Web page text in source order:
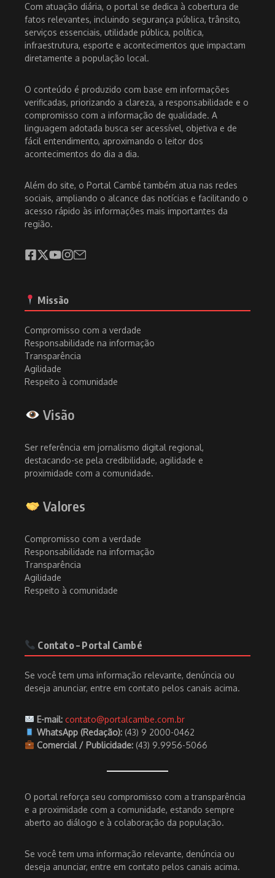
Com atuação diária, o portal se dedica à cobertura de
fatos relevantes, incluindo segurança pública, trânsito,
serviços essenciais, utilidade pública, política,
infraestrutura, esporte e acontecimentos que impactam
diretamente a população local.
O conteúdo é produzido com base em informações
verificadas, priorizando a clareza, a responsabilidade e o
compromisso com a informação de qualidade. A
linguagem adotada busca ser acessível, objetiva e de
fácil entendimento, aproximando o leitor dos
acontecimentos do dia a dia.
Além do site, o Portal Cambé também atua nas redes
sociais, ampliando o alcance das notícias e facilitando o
acesso rápido às informações mais importantes da
região.
Missão
Compromisso com a verdade
Responsabilidade na informação
Transparência
Agilidade
Respeito à comunidade
Visão
Ser referência em jornalismo digital regional,
destacando-se pela credibilidade, agilidade e
proximidade com a comunidade.
Valores
Compromisso com a verdade
Responsabilidade na informação
Transparência
Agilidade
Respeito à comunidade
Contato – Portal Cambé
Se você tem uma informação relevante, denúncia ou
deseja anunciar, entre em contato pelos canais acima.
E-mail: contato@portalcambe.com.br
WhatsApp (Redação):(43) 9 2000-0462
Comercial / Publicidade:(43) 9.9956-5066
O portal reforça seu compromisso com a transparência
e a proximidade com a comunidade, estando sempre
aberto ao diálogo e à colaboração da população.
Se você tem uma informação relevante, denúncia ou
deseja anunciar, entre em contato pelos canais acima.